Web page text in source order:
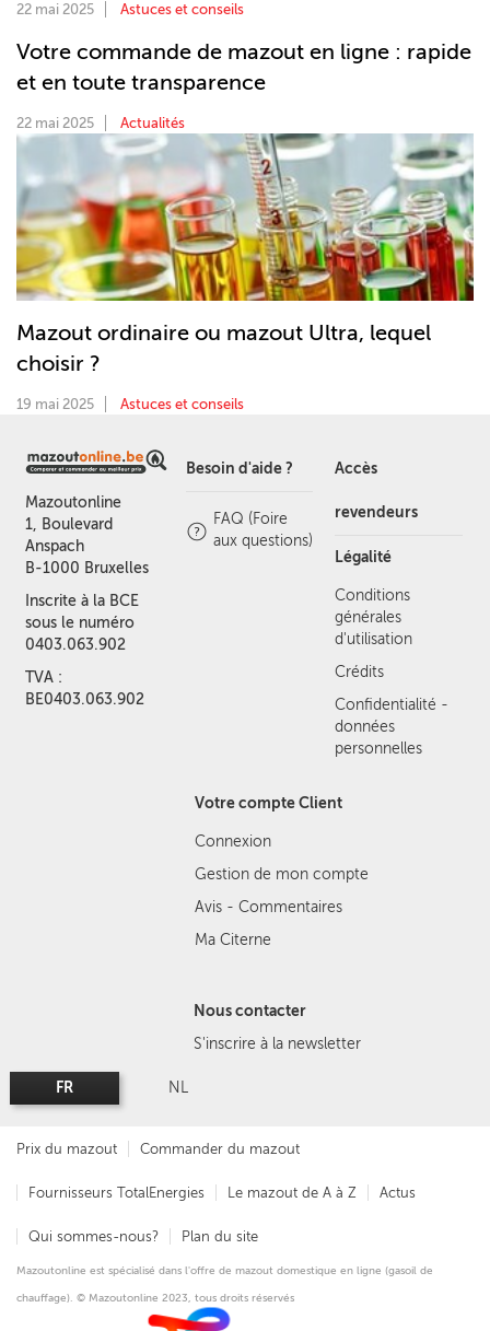
22 mai 2025 Astuces et conseils
Votre commande de mazout en ligne : rapide
et en toute transparence
22 mai 2025 Actualités
Mazout ordinaire ou mazout Ultra, lequel
choisir ?
19 mai 2025 Astuces et conseils
Mazoutonline
1, Boulevard
Anspach
B-1000 Bruxelles
Inscrite à la BCE
sous le numéro
0403.063.902
TVA :
BE0403.063.902
Besoin d'aide ?
FAQ (Foire
aux questions)
Accès
revendeurs
Légalité
Conditions
générales
d'utilisation
Crédits
Confidentialité -
données
personnelles
Votre compte Client
Connexion
Gestion de mon compte
Avis - Commentaires
Ma Citerne
Nous contacter
S'inscrire à la newsletter
FR NL
Prix du mazout Commander du mazout
Fournisseurs TotalEnergies Le mazout de A à Z Actus
Qui sommes-nous? Plan du site
Mazoutonline est spécialisé dans l'offre de mazout domestique en ligne (gasoil de
chauffage). © Mazoutonline 2023, tous droits réservés